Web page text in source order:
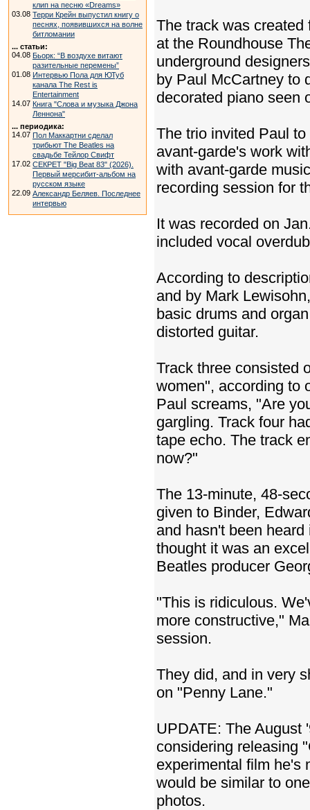
клип на песню «Dreams»
03.08 Терри Крейн выпустил книгу о
песнях, появившихся на волне
битломании
... статьи:
04.08 Бьорк: “В воздухе витают
разительные перемены”
01.08 Интервью Пола для ЮТуб
канала The Rest is
Entertainment
14.07 Книга "Слова и музыка Джона
Леннона"
... периодика:
14.07 Пол Маккартни сделал
трибьют The Beatles на
свадьбе Тейлор Свифт
17.02 СЕКРЕТ "Big Beat 83" (2026).
Первый мерсибит-альбом на
русском языке
22.09 Александр Беляев. Последнее
интервью
The track was
at the Roundhouse
underground
by Paul McCartney to
decorated piano seen
The trio invited Paul
avant-garde's work
with avant-garde
recording session for
It was recorded on
included vocal
According to
and by Mark
basic drums and
distorted guitar.
Track three consisted
women", according to
Paul screams, "Are
gargling. Track four
tape echo. The track
now?"
The 13-minute, 48-
given to Binder,
and hasn't been
thought it was an
Beatles producer
"This is ridiculous.
more constructive,"
session.
They did, and in very
on "Penny Lane."
UPDATE: The August
considering releasing
experimental film he's
would be similar to
photos.